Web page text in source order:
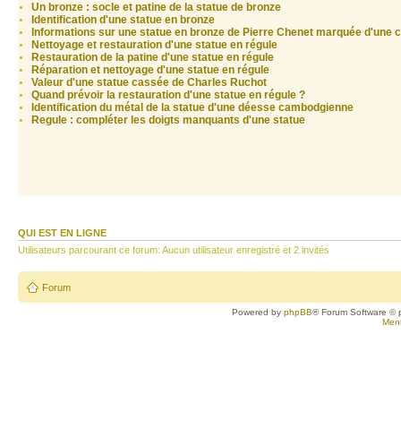
Un bronze : socle et patine de la statue de bronze
Identification d'une statue en bronze
Informations sur une statue en bronze de Pierre Chenet marquée d'une
Nettoyage et restauration d'une statue en régule
Restauration de la patine d'une statue en régule
Réparation et nettoyage d'une statue en régule
Valeur d'une statue cassée de Charles Ruchot
Quand prévoir la restauration d'une statue en régule ?
Identification du métal de la statue d'une déesse cambodgienne
Regule : compléter les doigts manquants d'une statue
QUI EST EN LIGNE
Utilisateurs parcourant ce forum: Aucun utilisateur enregistré et 2 invités
Forum
Powered byphpBB® Forum Software ©